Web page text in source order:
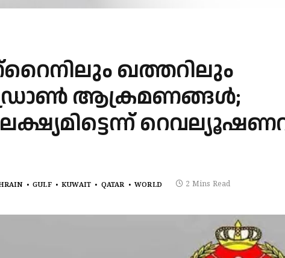
ഖത്തറിലും
ആക്രമണങ്ങൾ;
GULF KUWAIT QATAR WORLD 2 Mins Read